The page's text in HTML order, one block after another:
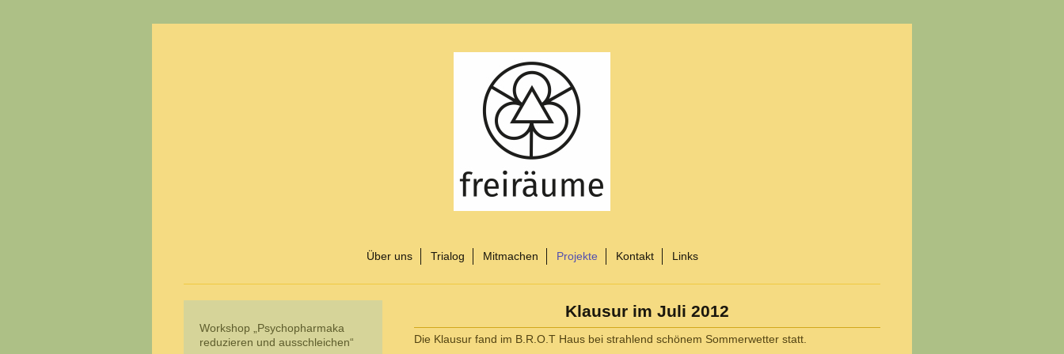
Über uns Trialog Mitmachen Projekte Kontakt Links
Klausur im Juli 2012
Die Klausur fand im B.R.O.T Haus bei strahlend schönem Sommerwetter statt.
Workshop „Psychopharmaka
reduzieren und ausschleichen“